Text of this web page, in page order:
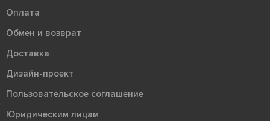
Оплата
Обмен и возврат
Доставка
Дизайн-проект
Пользовательское соглашение
Юридическим лицам